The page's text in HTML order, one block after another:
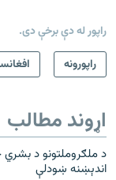
راپور له دې برخې دی.
راپورونه
اړوند مطالب
د ملګروملتونو د بشري
اندېښنه ښودلې